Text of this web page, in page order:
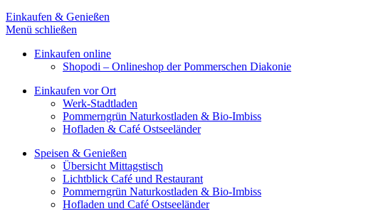
Einkaufen & Genießen
Menü schließen
Einkaufen online
Shopodi – Onlineshop der Pommerschen Diakonie
Einkaufen vor Ort
Werk-Stadtladen
Pommerngrün Naturkostladen & Bio-Imbiss
Hofladen & Café Ostseeländer
Speisen & Genießen
Übersicht Mittagstisch
Lichtblick Café und Restaurant
Pommerngrün Naturkostladen & Bio-Imbiss
Hofladen und Café Ostseeländer